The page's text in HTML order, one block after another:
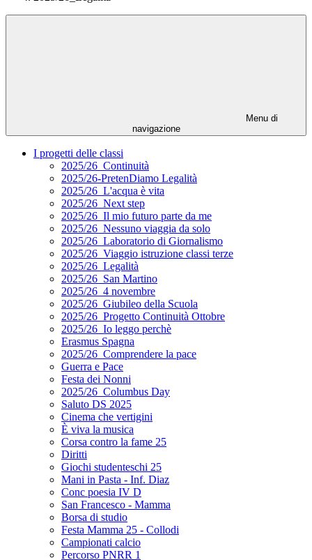
Menu di
navigazione
I progetti delle classi
2025/26_Continuità
2025/26-PretenDiamo Legalità
2025/26_L'acqua è vita
2025/26_Next step
2025/26_Il mio futuro parte da me
2025/26_Nessuno viaggia da solo
2025/26_Laboratorio di Giornalismo
2025/26_Viaggio istruzione classi terze
2025/26_Legalità
2025/26_San Martino
2025/26_4 novembre
2025/26_Giubileo della Scuola
2025/26_Progetto Continuità Ottobre
2025/26_Io leggo perchè
Erasmus Spagna
2025/26_Comprendere la pace
Guerra e Pace
Festa dei Nonni
2025/26_Columbus Day
Saluto DS 2025
Cinema che vertigini
È viva la musica
Corsa contro la fame 25
Diritti
Giochi studenteschi 25
Mani in Pasta - Inf. Diaz
Conc poesia IV D
San Francesco - Mamma
Borsa di studio
Festa Mamma 25 - Collodi
Campionati calcio
Percorso PNRR 1